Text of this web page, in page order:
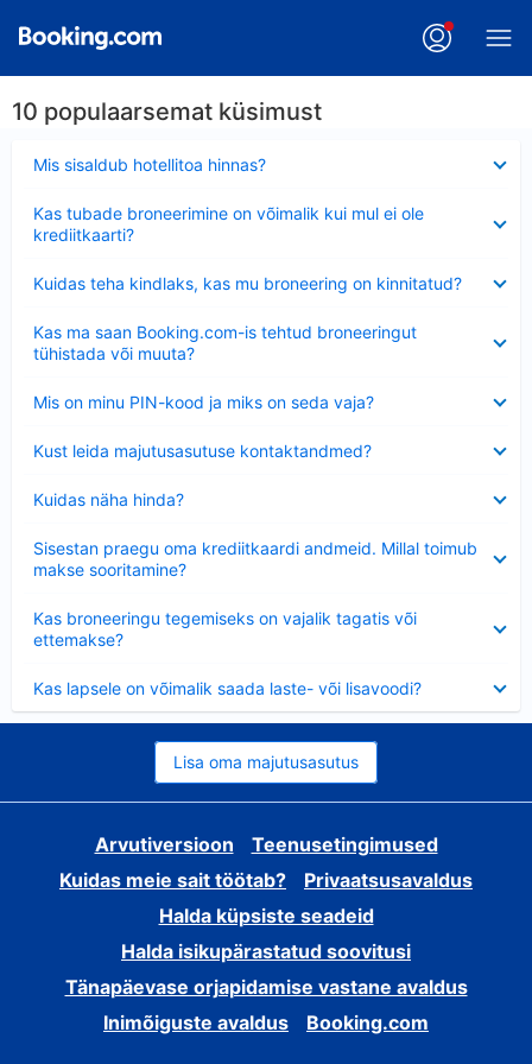
10 populaarsemat küsimust
Mis sisaldub hotellitoa hinnas?
Kas tubade broneerimine on võimalik kui mul ei ole
krediitkaarti?
Kuidas teha kindlaks, kas mu broneering on kinnitatud?
Kas ma saan Booking.com-is tehtud broneeringut
tühistada või muuta?
Mis on minu PIN-kood ja miks on seda vaja?
Kust leida majutusasutuse kontaktandmed?
Kuidas näha hinda?
Sisestan praegu oma krediitkaardi andmeid. Millal toimub
makse sooritamine?
Kas broneeringu tegemiseks on vajalik tagatis või
ettemakse?
Kas lapsele on võimalik saada laste- või lisavoodi?
Lisa oma majutusasutus
Arvutiversioon
Teenusetingimused
Kuidas meie sait töötab?
Privaatsusavaldus
Halda küpsiste seadeid
Halda isikupärastatud soovitusi
Tänapäevase orjapidamise vastane avaldus
Inimõiguste avaldus
Booking.com